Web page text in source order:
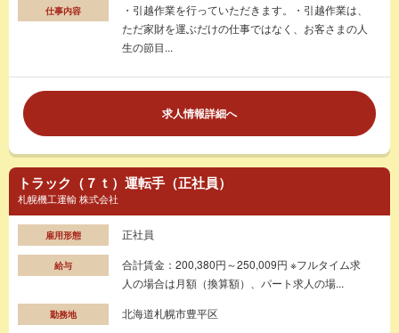
仕事内容
・引越作業を行っていただきます。・引越作業は、
ただ家財を運ぶだけの仕事ではなく、お客さまの人
生の節目...
求人情報詳細へ
トラック（７ｔ）運転手（正社員）
札幌機工運輸 株式会社
雇用形態 正社員
給与
合計賃金：200,380円～250,009円 ※フルタイム求
人の場合は月額（換算額）、パート求人の場...
勤務地 北海道札幌市豊平区